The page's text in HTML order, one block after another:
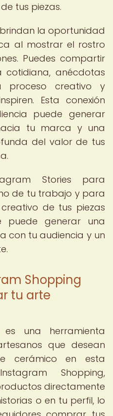
tus piezas.
la oportunidad
al mostrar el rostro
Puedes compartir
anécdotas
proceso creativo y
Esta conexión
puede generar
tu marca y una
del valor de tus
Stories para
de tu trabajo y para
de tus piezas
puede generar una
con tu audiencia y un
Shopping
tu arte
es una herramienta
que desean
cerámico en esta
Shopping,
directamente
o en tu perfil, lo